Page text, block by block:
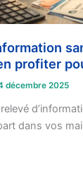
profiter
décembre 2025
dans vos